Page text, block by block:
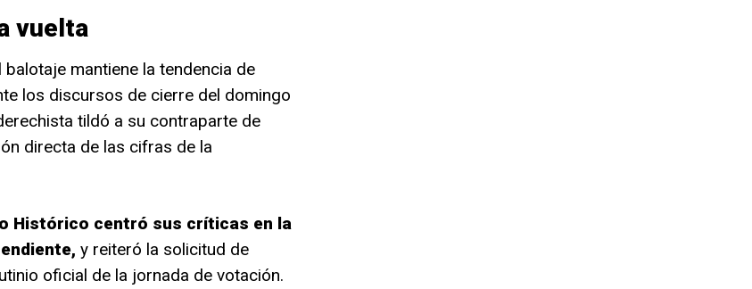
vuelta
mantiene la tendencia de
los discursos de cierre del domingo
tildó a su contraparte de
directa de las cifras de la
Histórico centró sus críticas en la
y reiteró la solicitud de
oficial de la jornada de votación.